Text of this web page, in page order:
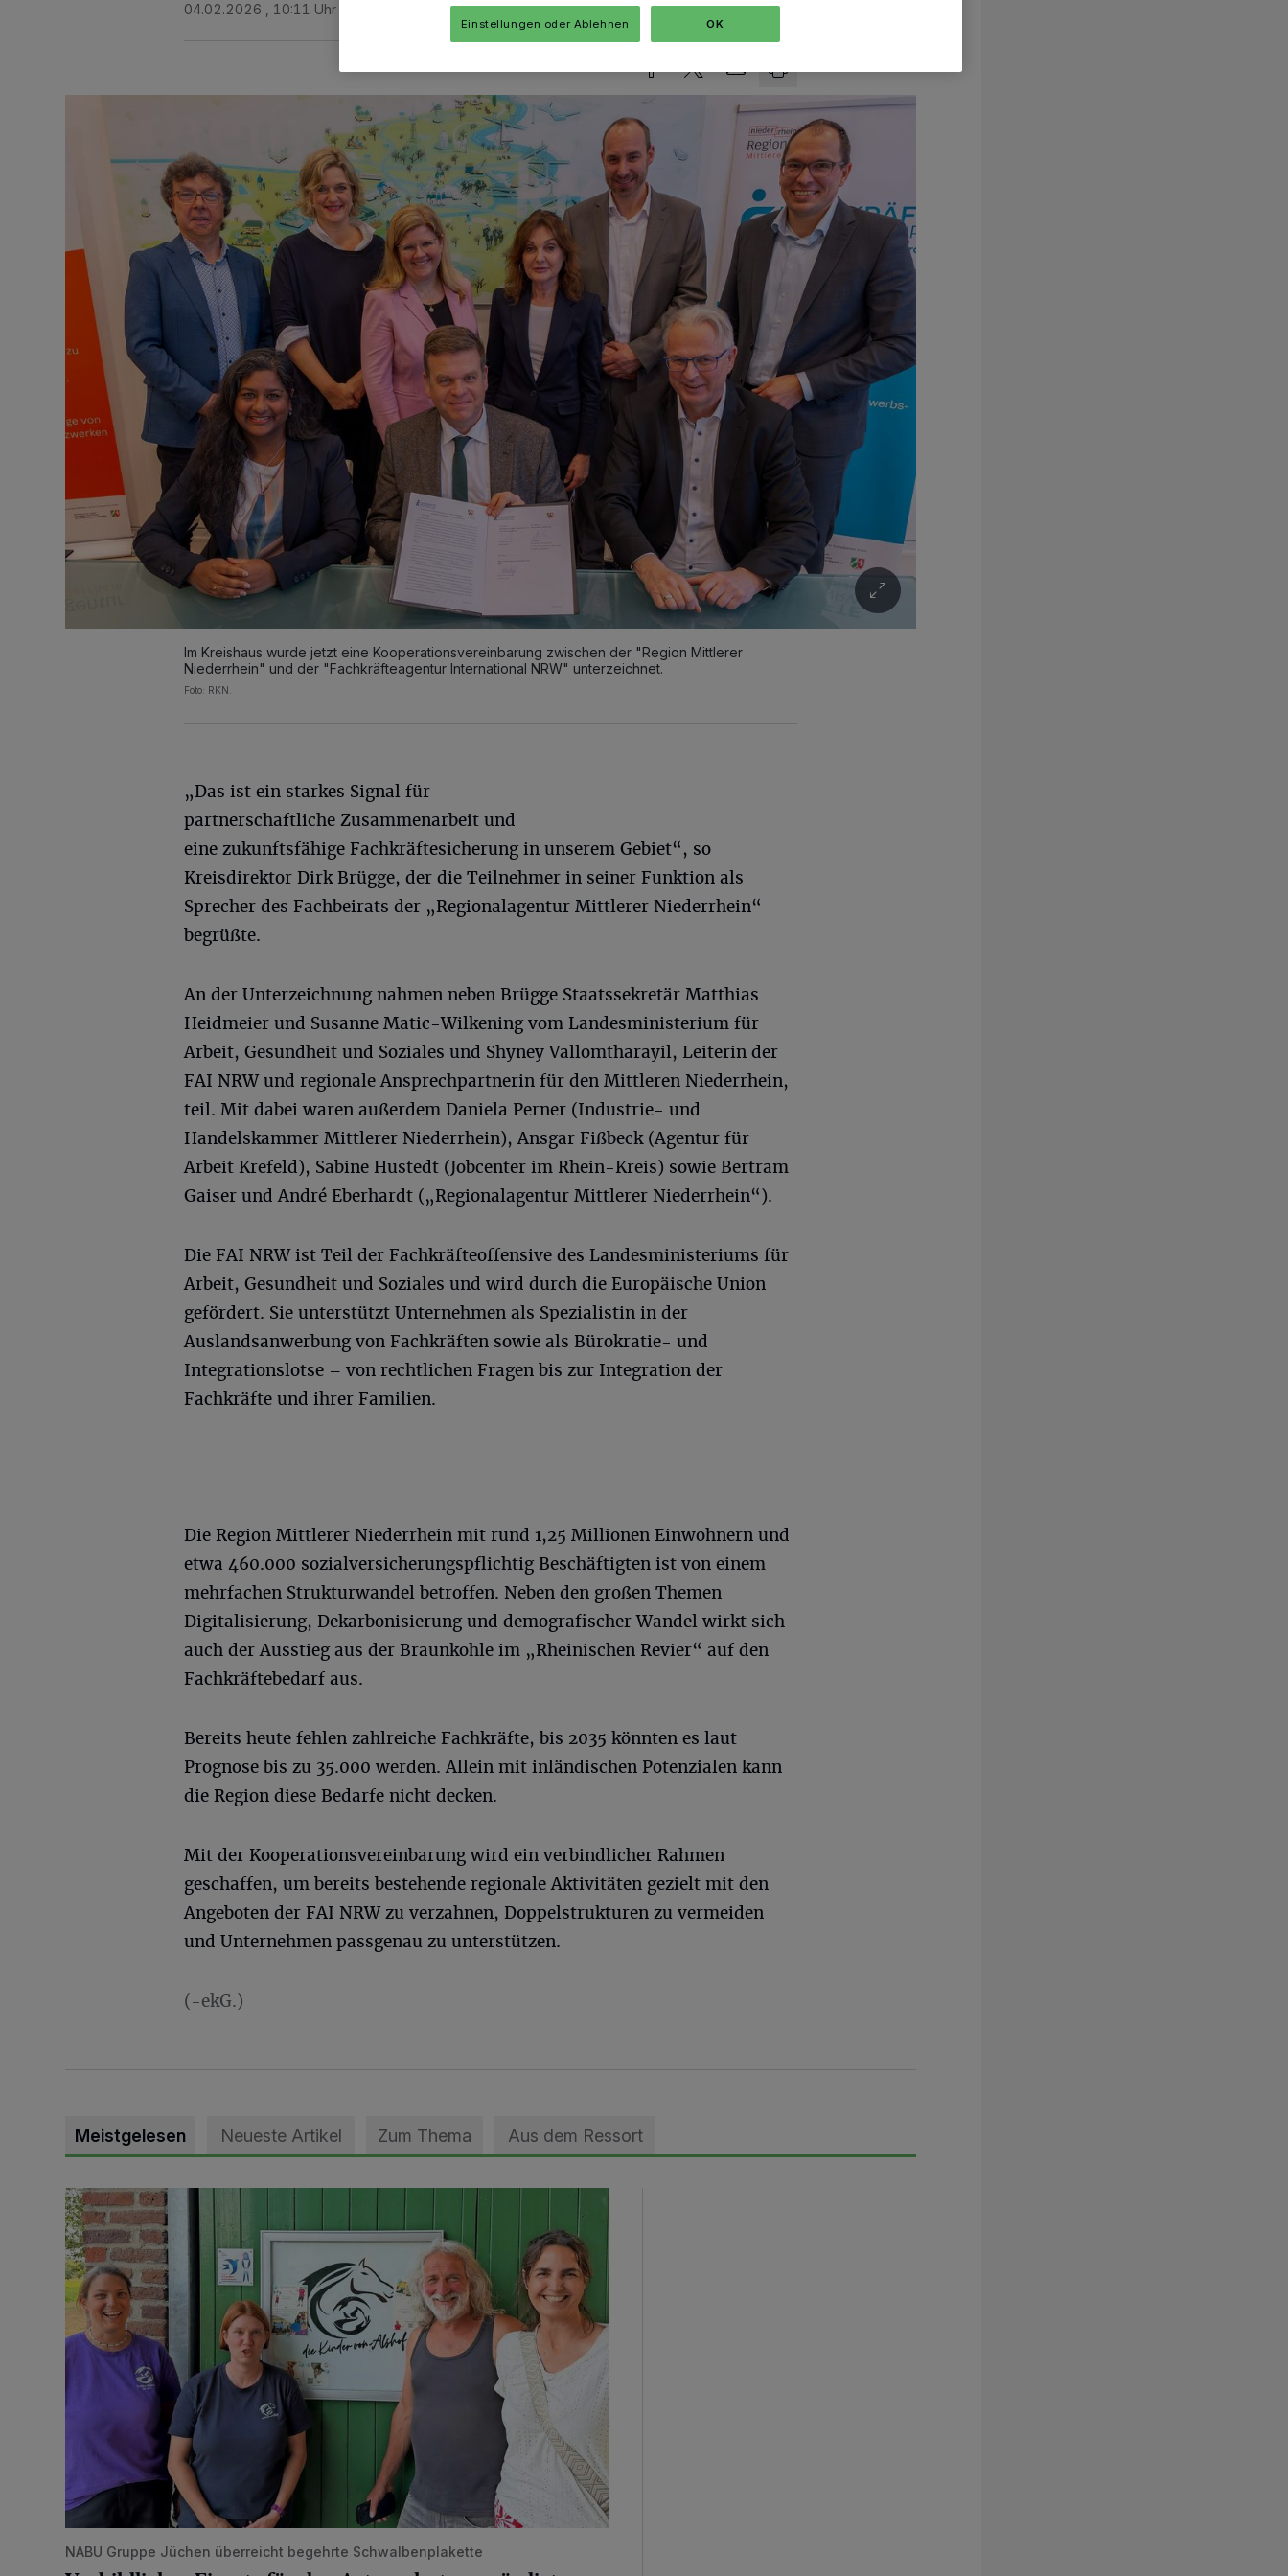
04.02.2026 , 10:11 Uhr Eine Minute Lesezeit
Im Kreishaus wurde jetzt eine Kooperationsvereinbarung zwischen der "Region Mittlerer
Niederrhein" und der "Fachkräfteagentur International NRW" unterzeichnet.
Foto: RKN.
„Das ist ein starkes Signal für
partnerschaftliche Zusammenarbeit und
eine zukunftsfähige Fachkräftesicherung in unserem Gebiet“, so
Kreisdirektor Dirk Brügge, der die Teilnehmer in seiner Funktion als
Sprecher des Fachbeirats der „Regionalagentur Mittlerer Niederrhein“
begrüßte.
An der Unterzeichnung nahmen neben Brügge Staatssekretär Matthias
Heidmeier und Susanne Matic-Wilkening vom Landesministerium für
Arbeit, Gesundheit und Soziales und Shyney Vallomtharayil, Leiterin der
FAI NRW und regionale Ansprechpartnerin für den Mittleren Niederrhein,
teil. Mit dabei waren außerdem Daniela Perner (Industrie- und
Handelskammer Mittlerer Niederrhein), Ansgar Fißbeck (Agentur für
Arbeit Krefeld), Sabine Hustedt (Jobcenter im Rhein-Kreis) sowie Bertram
Gaiser und André Eberhardt („Regionalagentur Mittlerer Niederrhein“).
Die FAI NRW ist Teil der Fachkräfteoffensive des Landesministeriums für
Arbeit, Gesundheit und Soziales und wird durch die Europäische Union
gefördert. Sie unterstützt Unternehmen als Spezialistin in der
Auslandsanwerbung von Fachkräften sowie als Bürokratie- und
Integrationslotse – von rechtlichen Fragen bis zur Integration der
Fachkräfte und ihrer Familien.
Die Region Mittlerer Niederrhein mit rund 1,25 Millionen Einwohnern und
etwa 460.000 sozialversicherungspflichtig Beschäftigten ist von einem
mehrfachen Strukturwandel betroffen. Neben den großen Themen
Digitalisierung, Dekarbonisierung und demografischer Wandel wirkt sich
auch der Ausstieg aus der Braunkohle im „Rheinischen Revier“ auf den
Fachkräftebedarf aus.
Bereits heute fehlen zahlreiche Fachkräfte, bis 2035 könnten es laut
Prognose bis zu 35.000 werden. Allein mit inländischen Potenzialen kann
die Region diese Bedarfe nicht decken.
Mit der Kooperationsvereinbarung wird ein verbindlicher Rahmen
geschaffen, um bereits bestehende regionale Aktivitäten gezielt mit den
Angeboten der FAI NRW zu verzahnen, Doppelstrukturen zu vermeiden
und Unternehmen passgenau zu unterstützen.
(-ekG.)
Meistgelesen Neueste Artikel Zum Thema Aus dem Ressort
Vorbildlicher Einsatz für den Artenschutz gewürdigt
NABU Gruppe Jüchen überreicht begehrte Schwalbenplakette
Einstellungen oder Ablehnen OK